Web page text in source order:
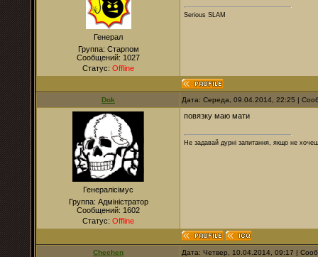
Генерал
Группа: Старпом
Сообщений: 1027
Статус: Offline
Serious SLAM
Dok Дата: Середа, 09.04.2014, 22:25 |
Генералісімус
Группа: Адміністратор
Сообщений: 1602
Статус: Offline
повязку маю мати
Не задавай дурні запитання, якщо не
Chechen Дата: Четвер, 10.04.2014, 09:17 |